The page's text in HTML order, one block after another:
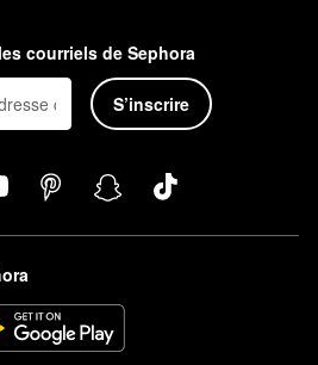
courriels de Sephora
S’inscrire